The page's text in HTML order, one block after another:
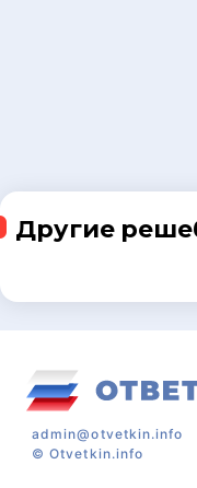
Другие
admin@otvetkin.info
©Otvetkin.info